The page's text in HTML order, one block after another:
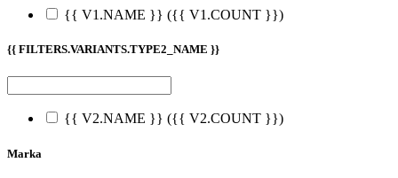
{{ V1.NAME }} ({{ V1.COUNT }})
{{ FILTERS.VARIANTS.TYPE2_NAME }}
{{ V2.NAME }} ({{ V2.COUNT }})
Marka